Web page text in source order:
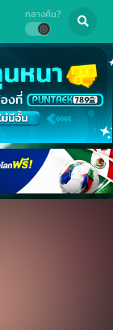
กลางคืน?